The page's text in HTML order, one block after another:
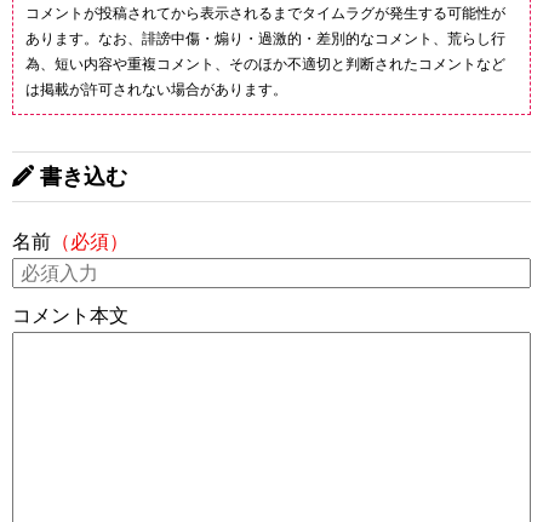
コメントが投稿されてから表示されるまでタイムラグが発生する可能性が
あります。なお、誹謗中傷・煽り・過激的・差別的なコメント、荒らし行
為、短い内容や重複コメント、そのほか不適切と判断されたコメントなど
は掲載が許可されない場合があります。
書き込む
名前 （必須）
コメント本文